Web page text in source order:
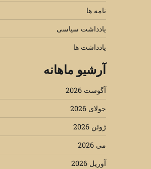
نامه ها
یادداشت سیاسی
یادداشت ها
آرشیو ماهانه
آگوست 2026
جولای 2026
ژوئن 2026
می 2026
آوریل 2026